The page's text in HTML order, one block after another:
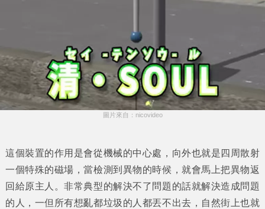
圖片來自：nicovideo
這個裝置的作用是會從機械的中心處，向外也就是四周散射
一個特殊的磁場，當檢測到異物的時候，就會馬上把異物返
回給原主人。非常典型的解決不了問題的話就解決造成問題
的人，一但所有想亂都垃圾的人都丟不出去，自然街上也就